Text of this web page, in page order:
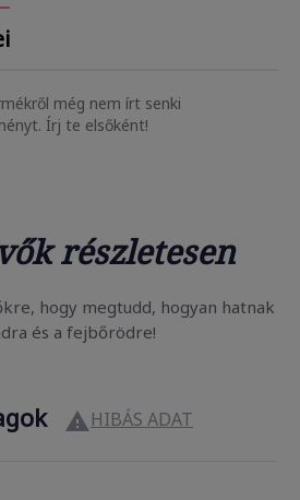
még nem írt senki
Írj te elsőként!
részletesen
hogy megtudd, hogyan hatnak
és a fejbőrödre!
HIBÁS ADAT